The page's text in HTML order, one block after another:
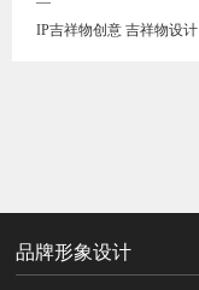
IP吉祥物创意 吉祥物设计
品牌形象设计